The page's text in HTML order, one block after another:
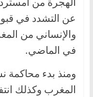
عن التشدد في
والإنساني من
في الماضي.
ومنذ بدء محاكمة
المغرب وكذلك